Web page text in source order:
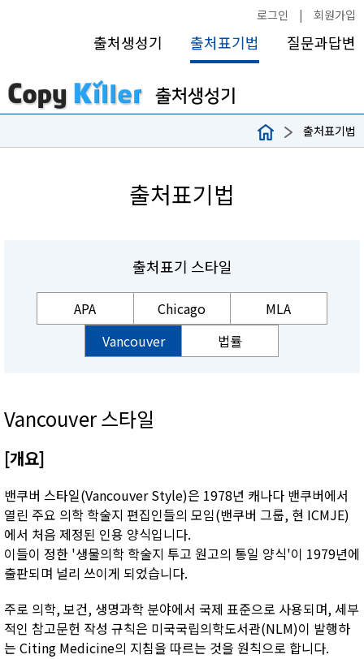
로그인 | 회원가입
출처생성기 출처표기법 질문과답변
출처표기법
출처표기법
출처표기 스타일
APA Chicago
MLA
Vancouver
법률
Vancouver 스타일
[개요]
밴쿠버 스타일(Vancouver Style)은 1978년 캐나다 밴쿠버에서
열린 주요 의학 학술지 편집인들의 모임(밴쿠버 그룹, 현 ICMJE)
에서 처음 제정된 인용 양식입니다.
이들이 정한 '생물의학 학술지 투고 원고의 통일 양식'이 1979년에
출판되며 널리 쓰이게 되었습니다.
주로 의학, 보건, 생명과학 분야에서 국제 표준으로 사용되며, 세부
적인 참고문헌 작성 규칙은 미국국립의학도서관(NLM)이 발행하
는 Citing Medicine의 지침을 따르는 것을 원칙으로 합니다.